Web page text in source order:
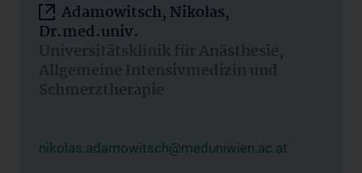
Adamowitsch, Nikolas,
Dr.med.univ.
Universitätsklinik für Anästhesie,
Allgemeine Intensivmedizin und
Schmerztherapie
nikolas.adamowitsch@meduniwien.ac.at